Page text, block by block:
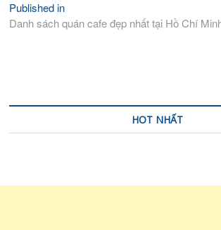
Điều
hướng
Published in
Danh sách quán cafe đẹp nhất tại Hồ Chí
HOT NHẤT